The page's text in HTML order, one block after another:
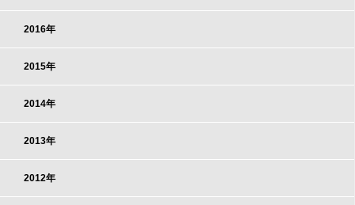
2016年
2015年
2014年
2013年
2012年